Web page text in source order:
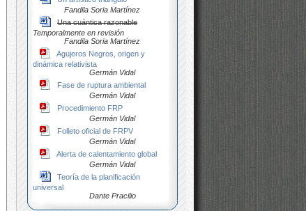
Fandila Soria Martínez
Una cuántica razonable
Temporalmente en revisión
Fandila Soria Martínez
Agujeros Negros, origen y
dinámica relativista
Germán Vidal
Fase de ruptura ambiental
Germán Vidal
Procedimiento FRP
Germán Vidal
Folleto oficial de FRPV
Germán Vidal
Alerta de calentamiento global
Germán Vidal
Teoría de la planificación
universal
Dante Pracilio